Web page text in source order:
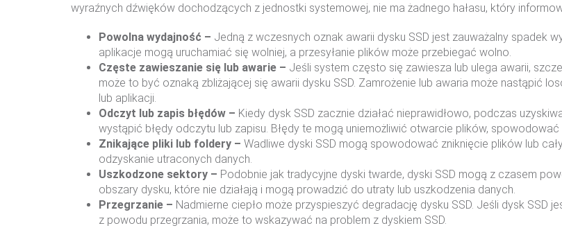
wyraźnych dźwięków dochodzących z jednostki systemowej, nie ma żadnego hałasu, który
Powolna wydajność – Jedną z wczesnych oznak awarii dysku SSD jest zauważalny spadek
aplikacje mogą uruchamiać się wolniej, a przesyłanie plików może przebiegać wolno.
Częste zawieszanie się lub awarie – Jeśli system często się zawiesza lub ulega awarii,
może to być oznaką zbliżającej się awarii dysku SSD. Zamrożenie lub awaria może nastąpić
lub aplikacji.
Odczyt lub zapis błędów – Kiedy dysk SSD zacznie działać nieprawidłowo, podczas
wystąpić błędy odczytu lub zapisu. Błędy te mogą uniemożliwić otwarcie plików,
Znikające pliki lub foldery – Wadliwe dyski SSD mogą spowodować zniknięcie plików lub
odzyskanie utraconych danych.
Uszkodzone sektory – Podobnie jak tradycyjne dyski twarde, dyski SSD mogą z czasem
obszary dysku, które nie działają i mogą prowadzić do utraty lub uszkodzenia danych.
Przegrzanie – Nadmierne ciepło może przyspieszyć degradację dysku SSD. Jeśli dysk SSD
z powodu przegrzania, może to wskazywać na problem z dyskiem SSD.